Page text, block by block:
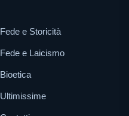
Fede e Storicità
Fede e Laicismo
Bioetica
Ultimissime